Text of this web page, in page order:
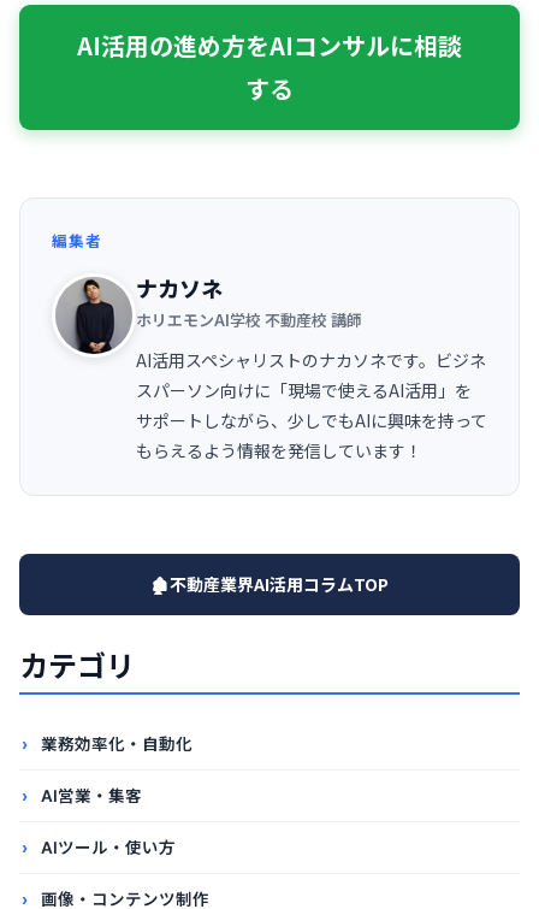
AI活用の進め方をAIコンサルに相談
する
編集者
ナカソネ
ホリエモンAI学校 不動産校 講師
AI活用スペシャリストのナカソネです。ビジネ
スパーソン向けに「現場で使えるAI活用」を
サポートしながら、少しでもAIに興味を持って
もらえるよう情報を発信しています！
🏚️不動産業界AI活用コラムTOP
カテゴリ
業務効率化・自動化
AI営業・集客
AIツール・使い方
画像・コンテンツ制作